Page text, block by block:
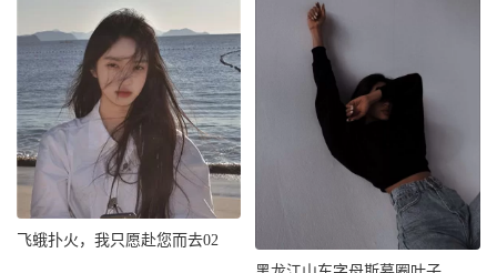
飞蛾扑火，我只愿赴您而去02